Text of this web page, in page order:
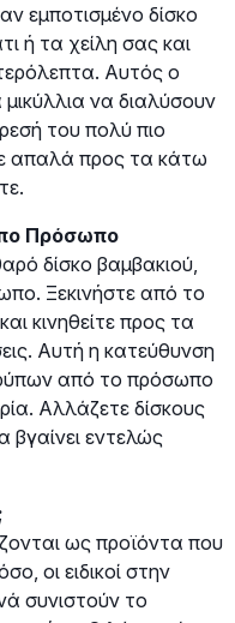
εμποτισμένο δίσκο
ή τα χείλη σας και
Αυτός ο
να διαλύσουν
του πολύ πιο
απαλά προς τα κάτω
Πρόσωπο
δίσκο βαμβακιού,
Ξεκινήστε από το
κινηθείτε προς τα
Αυτή η κατεύθυνση
από το πρόσωπο
Αλλάζετε δίσκους
βγαίνει εντελώς
ως προϊόντα που
οι ειδικοί στην
συνιστούν το